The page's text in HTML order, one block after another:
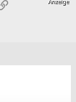
Link